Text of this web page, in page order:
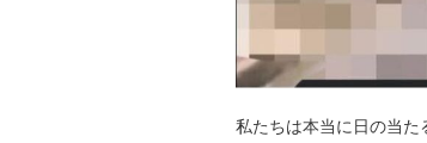
私たちは本当に日の当た